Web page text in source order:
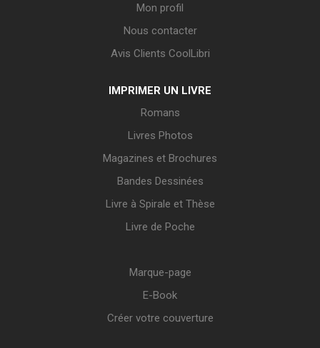
Mon profil
Nous contacter
Avis Clients CoolLibri
IMPRIMER UN LIVRE
Romans
Livres Photos
Magazines et Brochures
Bandes Dessinées
Livre à Spirale et Thèse
Livre de Poche
Marque-page
E-Book
Créer votre couverture